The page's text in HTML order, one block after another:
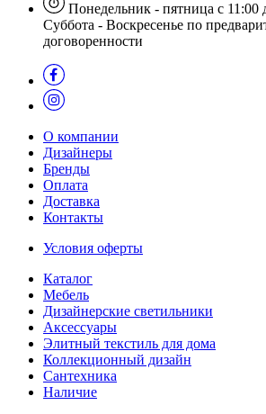
Понедельник - пятница с 11:00
Суббота - Воскресенье по
договоренности
О компании
Дизайнеры
Бренды
Оплата
Доставка
Контакты
Условия оферты
Каталог
Мебель
Дизайнерские светильники
Аксессуары
Элитный текстиль для дома
Коллекционный дизайн
Сантехника
Наличие